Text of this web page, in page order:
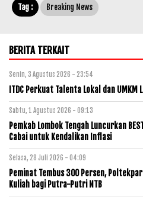
Tag : Breaking News
BERITA TERKAIT
Senin, 3 Agustus 2026 - 23:54
ITDC Perkuat Talenta Lokal dan
Sabtu, 1 Agustus 2026 - 09:13
Pemkab Lombok Tengah Luncurkan
Cabai untuk Kendalikan Inflasi
Selasa, 28 Juli 2026 - 04:09
Peminat Tembus 300 Persen,
Kuliah bagi Putra-Putri NTB